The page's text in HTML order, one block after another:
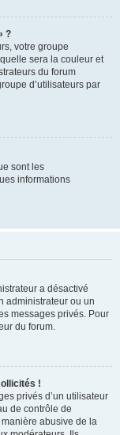
?
votre groupe
sera la couleur et
du forum
d’utilisateurs par
sont les
informations
a désactivé
administrateur ou un
messages privés. Pour
du forum.
!
privés d’un utilisateur
de contrôle de
manière abusive de la